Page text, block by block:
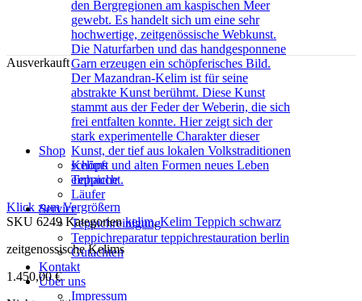
Shop
Kelims
Teppiche
Läufer
Service
Teppichreinigung
Teppichreparatur teppichrestauration berlin
Gutachten
Kontakt
Über uns
Impressum
Ausverkauft
Klick zum Vergrößern
SKU 6249Kategorien kelim,Kelim Teppich schwarz
zeitgenossische Kelims
1.450,00€